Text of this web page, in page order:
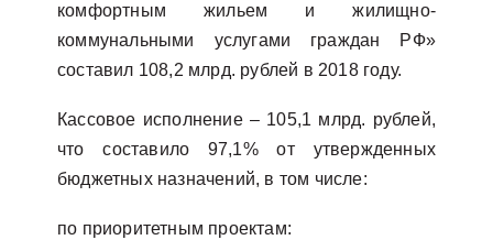
комфортным жильем и жилищно-
коммунальными услугами граждан РФ»
составил 108,2 млрд. рублей в 2018 году.
Кассовое исполнение – 105,1 млрд. рублей,
что составило 97,1% от утвержденных
бюджетных назначений, в том числе:
по приоритетным проектам: